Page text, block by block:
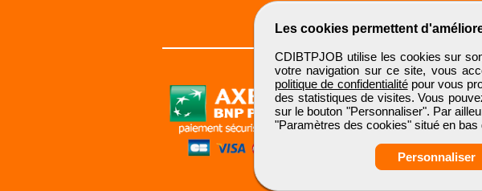
Les cookies permettent
CDIBTPJOB utilise les cookies sur
votre navigation sur ce site, vous
politique de confidentialitépour vous
des statistiques de visites. Vous
sur le bouton "Personnaliser". Par
"Paramètres des cookies" situé en bas
Personnaliser